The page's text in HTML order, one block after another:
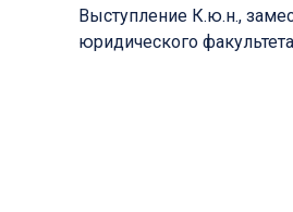
Выступление К.ю.н.,
юридического